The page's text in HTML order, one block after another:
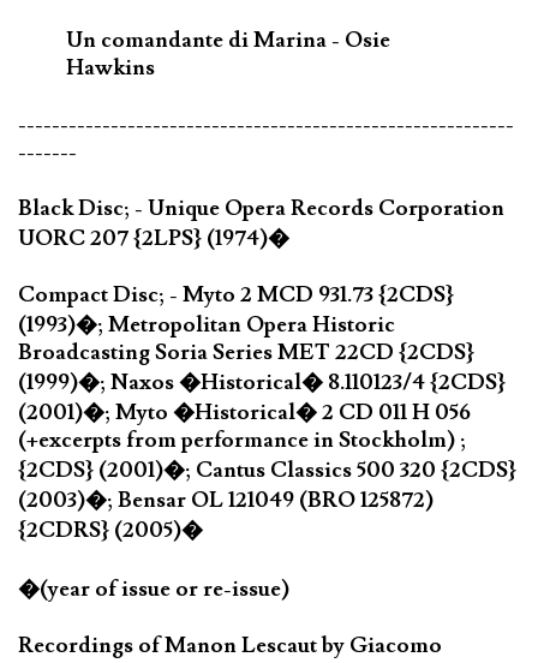
Un comandante di Marina - Osie
Hawkins
-----------------------------------------------------------
-------
Black Disc; - Unique Opera Records Corporation
UORC 207 {2LPS} (1974)�
Compact Disc; - Myto 2 MCD 931.73 {2CDS}
(1993)�; Metropolitan Opera Historic
Broadcasting Soria Series MET 22CD {2CDS}
(1999)�; Naxos �Historical� 8.110123/4 {2CDS}
(2001)�; Myto �Historical� 2 CD 011 H 056
(+excerpts from performance in Stockholm) ;
{2CDS} (2001)�; Cantus Classics 500 320 {2CDS}
(2003)�; Bensar OL 121049 (BRO 125872)
{2CDRS} (2005)�
�(year of issue or re-issue)
Recordings of Manon Lescaut by Giacomo